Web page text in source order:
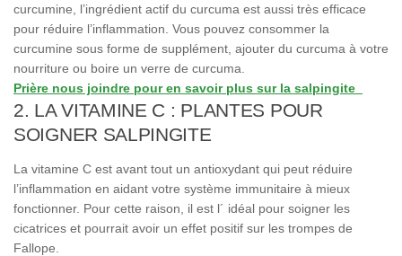
curcumine, l’ingrédient actif du curcuma est aussi très efficace
pour réduire l’inflammation. Vous pouvez consommer la
curcumine sous forme de supplément, ajouter du curcuma à votre
nourriture ou boire un verre de curcuma.
Prière nous joindre pour en savoir plus sur la salpingite
2. LA VITAMINE C : PLANTES POUR
SOIGNER SALPINGITE
La vitamine C est avant tout un antioxydant qui peut réduire
l’inflammation en aidant votre système immunitaire à mieux
fonctionner. Pour cette raison, il est l´ idéal pour soigner les
cicatrices et pourrait avoir un effet positif sur les trompes de
Fallope.